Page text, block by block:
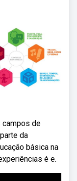
campos de
da
básica na
é e.